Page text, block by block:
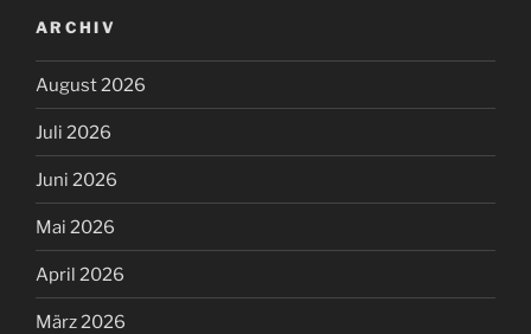
ARCHIV
August 2026
Juli 2026
Juni 2026
Mai 2026
April 2026
März 2026